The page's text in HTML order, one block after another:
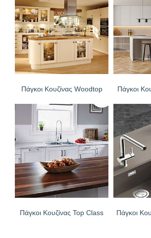
Πάγκοι Κουζίνας Woodtop Πάγκοι
Πάγκοι Κουζίνας Top Class Πάγκοι